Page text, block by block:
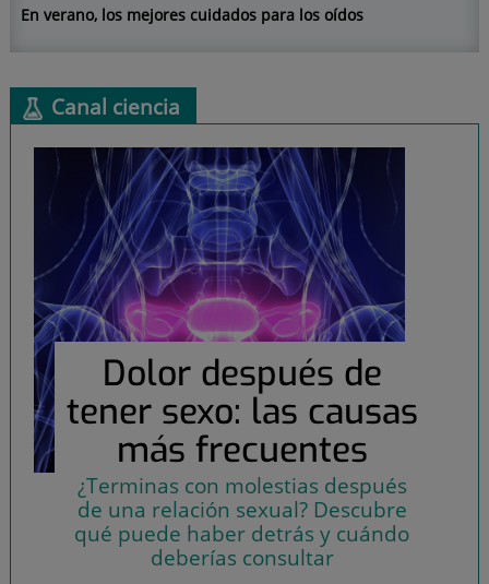
En verano, los mejores cuidados para los oídos
Canal ciencia
Dolor después de
tener sexo: las causas
más frecuentes
¿Terminas con molestias después
de una relación sexual? Descubre
qué puede haber detrás y cuándo
deberías consultar